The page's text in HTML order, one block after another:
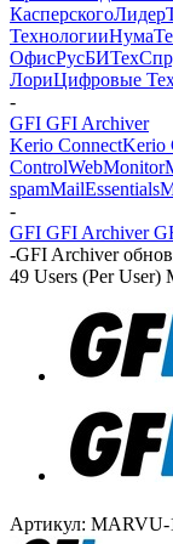
Касперского
Технологии
ОфисРусБИТех
ЛориЦифровые
-
GFI GFI Archiver
Kerio ConnectKerio
ControlWebMonitor
spamMailEssentials
-
GFI GFI Archiver
-GFI Archiver
49 Users (Per
Артикул: MARVU-